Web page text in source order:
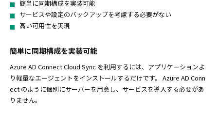
簡単に同期構成を実装可能
サービスや設定のバックアップを考慮する必要がない
高い可用性を実現
簡単に同期構成を実装可能
Azure AD Connect Cloud Sync を利用するには、アプリケーションよ
り軽量なエージェントをインストールするだけです。 Azure AD Conn
ect のように個別にサーバーを用意し、サービスを導入する必要があ
りません。